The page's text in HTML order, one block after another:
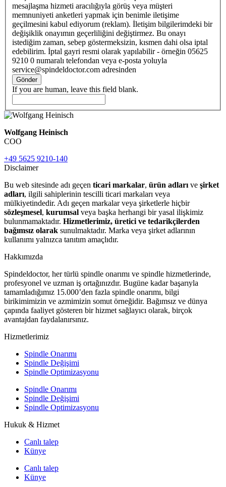
mesajlaşma hizmeti aracılığıyla görüş veya müşteri
memnuniyeti anketleri yapmak için benimle iletişime
geçilmesini kabul ediyorum (reklam). İletişim bilgilerimdeki bir
değişiklik onayımın geçerliliğini değiştirmez. Bu onayı
istediğim zaman, sebep göstermeksizin, kısmen dahi olsa iptal
edebilirim. İptal gayri resmi olarak yapılabilir - örneğin 05625
9210 0 numaralı telefondan veya e-posta yoluyla
service@spindeldoctor.com adresinden
Gönder
If you are human, leave this field blank.
Wolfgang Heinisch
COO
+49 5625 9210-140
Disclaimer
Bu web sitesinde adı geçen ticari markalar, ürün adları ve şirket
adları, ilgili sahiplerinin tescilli ticari markaları veya
mülkiyetindedir. Adı geçen markalar veya şirketlerle hiçbir
sözleşmesel, kurumsal veya başka herhangi bir yasal ilişkimiz
bulunmamaktadır. Hizmetlerimiz, üretici ve tedarikçilerden
bağımsız olarak sunulmaktadır. Marka veya şirket adlarının
kullanımı yalnızca tanıtım amaçlıdır.
Hakkımızda
Spindeldoctor, her türlü spindle onarımı ve spindle hizmetlerinde,
profesyonel ve uzman iş ortağınızdır. Bugüne kadar başarıyla
tamamladığımız 15.000’den fazla spindle onarımı, bilgi
birikimimizin ve azmimizin somut örneğidir. Bağımsız ve dünya
çapında faaliyet gösteren bir hizmet sağlayıcı olarak, birçok
avantajdan faydalanırsınız.
Hizmetlerimiz
Spindle Onarımı
Spindle Değişimi
Spindle Optimizasyonu
Spindle Onarımı
Spindle Değişimi
Spindle Optimizasyonu
Hukuk & Hizmet
Canlı talep
Künye
Canlı talep
Künye